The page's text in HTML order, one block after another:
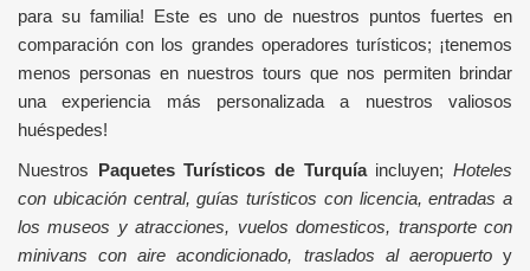
para su familia! Este es uno de nuestros puntos fuertes en
comparación con los grandes operadores turísticos; ¡tenemos
menos personas en nuestros tours que nos permiten brindar
una experiencia más personalizada a nuestros valiosos
huéspedes!
Nuestros Paquetes Turísticos de Turquíaincluyen;Hoteles
con ubicación central, guías turísticos con licencia, entradas a
los museos y atracciones, vuelos domesticos, transporte con
minivans con aire acondicionado, traslados al aeropuertoy